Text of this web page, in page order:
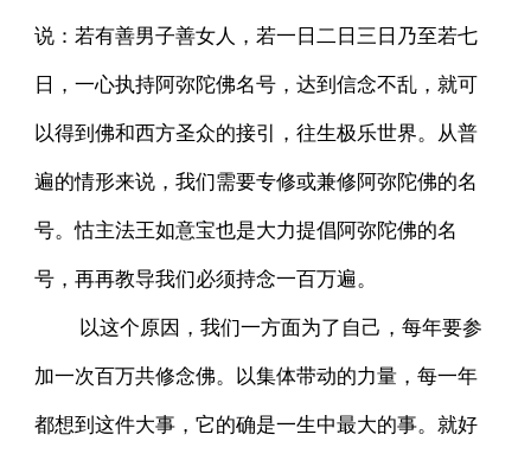
说：若有善男子善女人，若一日二日三日乃至若七
日，一心执持阿弥陀佛名号，达到信念不乱，就可
以得到佛和西方圣众的接引，往生极乐世界。从普
遍的情形来说，我们需要专修或兼修阿弥陀佛的名
号。怙主法王如意宝也是大力提倡阿弥陀佛的名
号，再再教导我们必须持念一百万遍。
以这个原因，我们一方面为了自己，每年要参
加一次百万共修念佛。以集体带动的力量，每一年
都想到这件大事，它的确是一生中最大的事。就好